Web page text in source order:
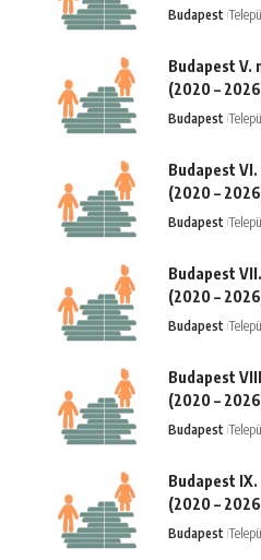
Budapest
Budapest V.
(2020 –
Budapest
Budapest
(2020 –
Budapest
Budapest
(2020 –
Budapest
Budapest
(2020 –
Budapest
Budapest
(2020 –
Budapest